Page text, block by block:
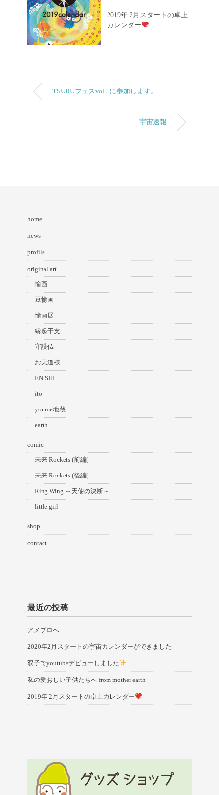
2019年 2月スタートの卓上
カレンダー
TSURUフェスvol.5に参加します。
宇宙速報
home
news
profile
original art
愉画
豆愉画
愉画展
縁起干支
守護仏
お天道様
ENISHI
ito
youme地蔵
earth
comic
未来 Rockets (前編)
未来 Rockets (後編)
Ring Wing ～天使の決断～
little girl
shop
contact
最近の投稿
アメブロへ
2020年2月スタートの宇宙カレンダーができました
双子でyoutubeデビューしました
私の愛おしい子供たちへ from mother earth
2019年 2月スタートの卓上カレンダー